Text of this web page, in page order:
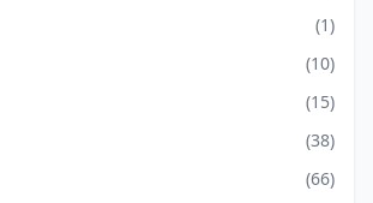
(1)
(10)
(15)
(38)
(66)